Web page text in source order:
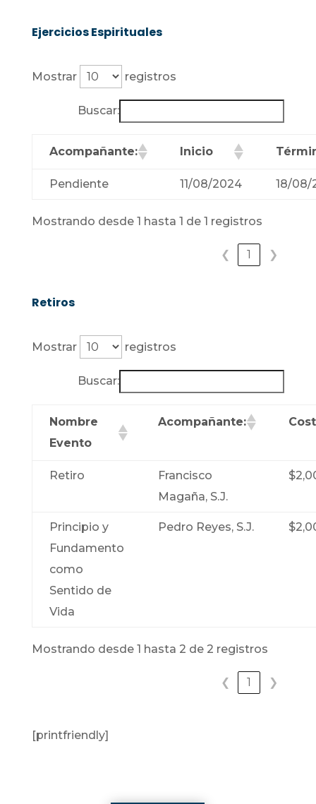
Ejercicios Espirituales
Mostrar registros
Buscar:
Acompañante: Inicio
Pendiente 11/08/2024 18/08/
Mostrando desde 1 hasta 1 de 1 registros
❮ 1 ❯
Retiros
Mostrar registros
Buscar:
Nombre
Evento
Acompañante:
Retiro
Francisco
Magaña, S.J.
Principio y
Fundamento
como
Sentido de
Vida
Pedro Reyes, S.J.
Mostrando desde 1 hasta 2 de 2 registros
❮ 1 ❯
[printfriendly]